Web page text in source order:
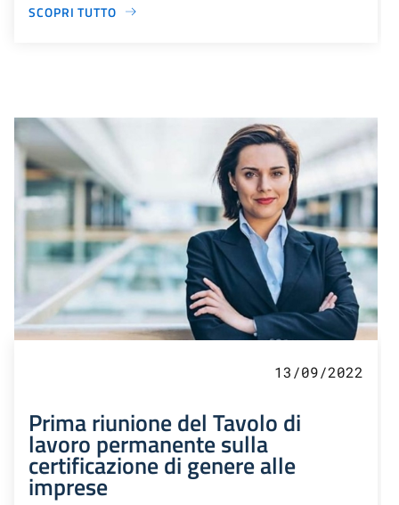
SCOPRI TUTTO
13/09/2022
Prima riunione del Tavolo di
lavoro permanente sulla
certificazione di genere alle
imprese